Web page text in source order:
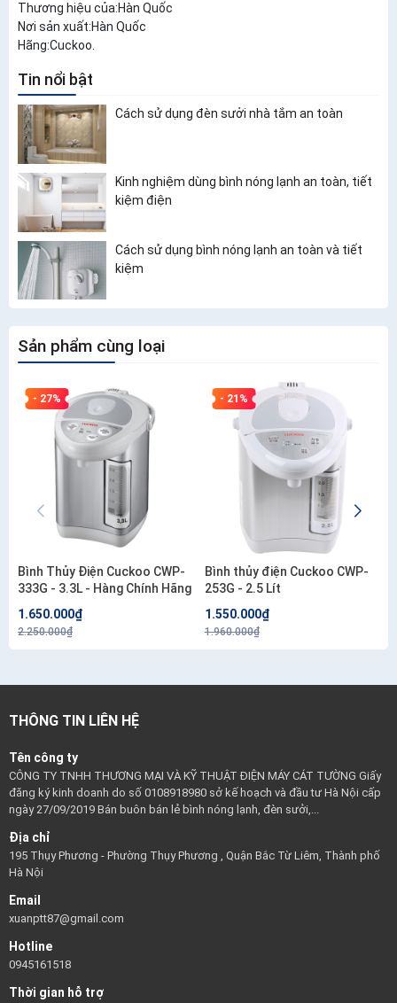
Thương hiệu của:Hàn Quốc
Nơi sản xuất:Hàn Quốc
Hãng:Cuckoo.
Tin nổi bật
Cách sử dụng đèn sưởi nhà tắm an toàn
Kinh nghiệm dùng bình nóng lạnh an toàn, tiết
kiệm điện
Cách sử dụng bình nóng lạnh an toàn và tiết
kiệm
Sản phẩm cùng loại
- 27%
Bình Thủy Điện Cuckoo CWP-
333G - 3.3L - Hàng Chính Hãng
1.650.000₫
2.250.000₫
- 21%
Bình thủy điện Cuckoo CWP-
253G - 2.5 Lít
1.550.000₫
1.960.000₫
THÔNG TIN LIÊN HỆ
Tên công ty
CÔNG TY TNHH THƯƠNG MẠI VÀ KỸ THUẬT ĐIỆN MÁY CÁT TƯỜNG Giấy
đăng ký kinh doanh do số 0108918980 sở kế hoạch và đầu tư Hà Nội cấp
ngày 27/09/2019 Bán buôn bán lẻ bình nóng lạnh, đèn sưởi,...
Địa chỉ
195 Thụy Phương - Phường Thụy Phương , Quận Bắc Từ Liêm, Thành phố
Hà Nội
Email
xuanptt87@gmail.com
Hotline
0945161518
Thời gian hỗ trợ